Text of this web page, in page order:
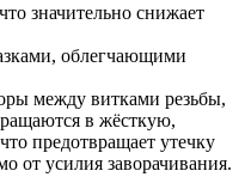
значительно снижает
облегчающими
между витками резьбы,
в жёсткую,
предотвращает утечку
от усилия заворачивания.